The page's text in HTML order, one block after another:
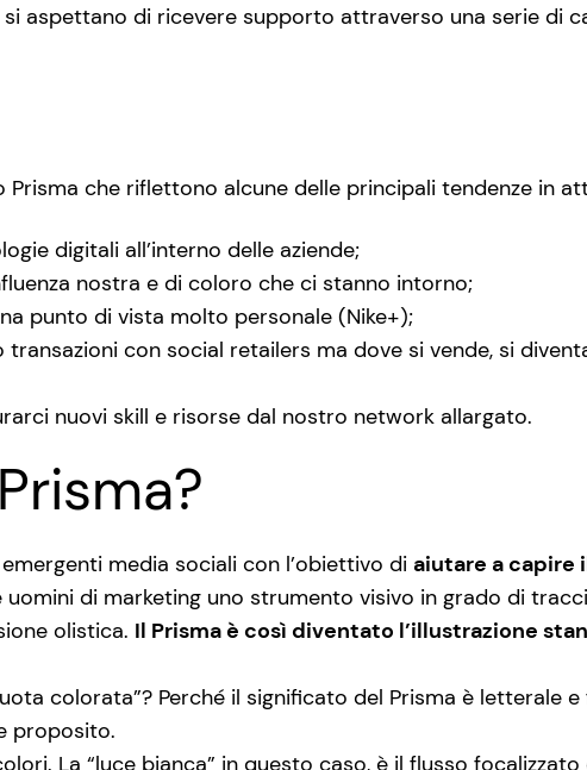
aspettano di ricevere supporto attraverso una serie di
che riflettono alcune delle principali tendenze in
digitali all’interno delle aziende;
nostra e di coloro che ci stanno intorno;
punto di vista molto personale (Nike+);
transazioni con social retailers ma dove si vende, si
nuovi skill e risorse dal nostro network allargato.
media sociali con l’obiettivo di aiutare a capire
di marketing uno strumento visivo in grado di
olistica. Il Prisma è così diventato l’illustrazione
colorata”? Perché il significato del Prisma è letterale
proposito.
La “luce bianca” in questo caso, è il flusso